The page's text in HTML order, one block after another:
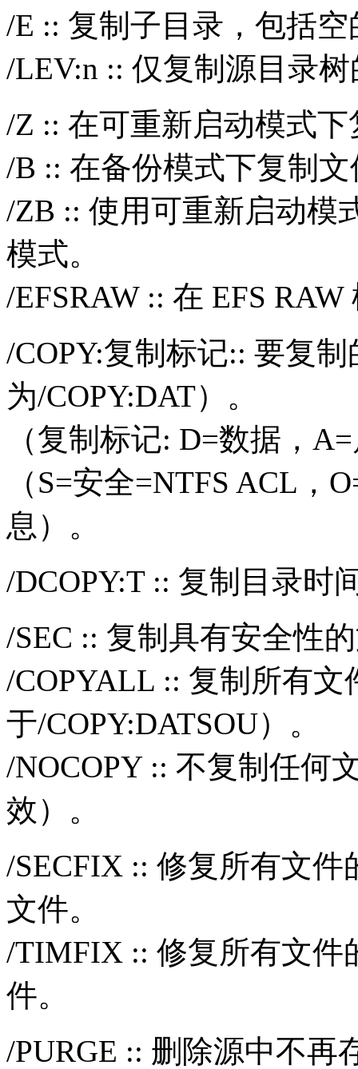
/E :: 复制子目录，包括
/LEV:n :: 仅复制源目录
/Z :: 在可重新启动模式
/B :: 在备份模式下复制文
/ZB :: 使用可重新启动模
模式。
/EFSRAW :: 在 EFS
/COPY:复制标记:: 要复
为/COPY:DAT）。
（复制标记: D=数据，
（S=安全=NTFS ACL，
息）。
/DCOPY:T :: 复制目录时
/SEC :: 复制具有安全性
/COPYALL :: 复制所有文
于/COPY:DATSOU）。
/NOCOPY :: 不复制任何
效）。
/SECFIX :: 修复所有文
文件。
/TIMFIX :: 修复所有文件
件。
/PURGE :: 删除源中不再